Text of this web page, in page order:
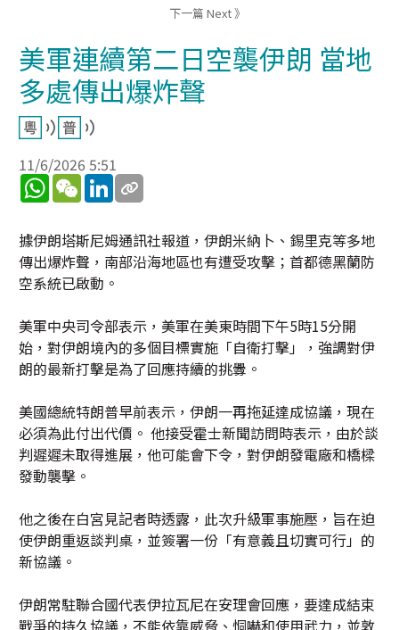
下一篇 Next 》
美軍連續第二日空襲伊朗 當地
多處傳出爆炸聲
11/6/2026 5:51
WhatsApp
WeChatLinkedIn
據伊朗塔斯尼姆通訊社報道，伊朗米納卜、錫里克等多地
傳出爆炸聲，南部沿海地區也有遭受攻擊；首都德黑蘭防
空系統已啟動。
美軍中央司令部表示，美軍在美東時間下午5時15分開
始，對伊朗境內的多個目標實施「自衛打擊」，強調對伊
朗的最新打擊是為了回應持續的挑釁。
美國總統特朗普早前表示，伊朗一再拖延達成協議，現在
必須為此付出代價。 他接受霍士新聞訪問時表示，由於談
判遲遲未取得進展，他可能會下令，對伊朗發電廠和橋樑
發動襲擊。
他之後在白宮見記者時透露，此次升級軍事施壓，旨在迫
使伊朗重返談判桌，並簽署一份「有意義且切實可行」的
新協議。
伊朗常駐聯合國代表伊拉瓦尼在安理會回應，要達成結束
戰爭的持久協議，不能依靠威脅、恫嚇和使用武力，並敦